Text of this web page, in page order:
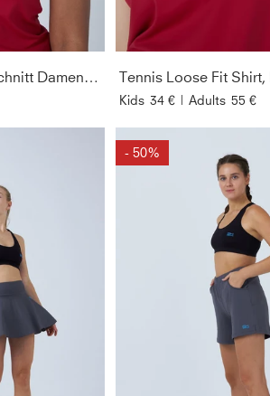
Tennis T-Shirt V-Ausschnitt Damen & Mädchen, bordeaux rot Tennis Loose Fit
Kids 34 € | Adults 55 €
- 50%